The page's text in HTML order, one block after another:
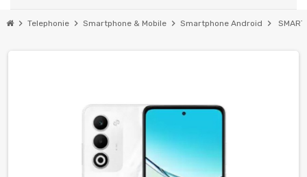
chevron_right Telephonie chevron_right Smartphone & Mobile chevron_right Smartphone Android chevron_right